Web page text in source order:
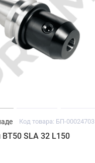
Код товара: БП-00024703
BT50 SLA 32 L150